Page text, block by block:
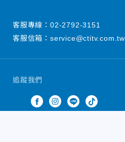
追蹤我們
客服專線： 02-2792-3151
客服信箱： service@ctitv.com.tw